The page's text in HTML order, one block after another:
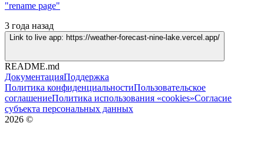
"rename page"
3 года назад
Link to live app: https://weather-forecast-nine-lake.vercel.app/
README.md
ДокументацияПоддержка
Политика конфиденциальностиПользовательское
соглашениеПолитика использования «cookies»Согласие
субъекта персональных данных
2026 ©